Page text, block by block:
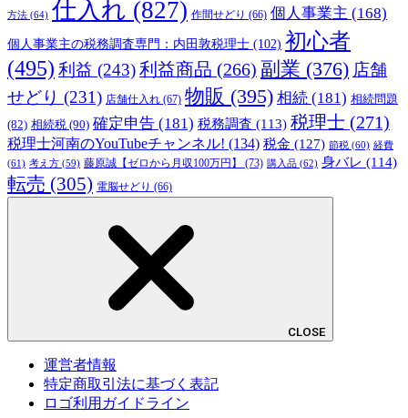
方法 (64) 仕入れ (827) 作間せどり (66) 個人事業主 (168)
個人事業主の税務調査専門：内田敦税理士 (102) 初心者
(495) 利益 (243)利益商品 (266) 副業 (376) 店舗
せどり (231) 店舗仕入れ (67) 物販 (395) 相続 (181) 相続問題
(82) 相続税 (90) 確定申告 (181) 税務調査 (113) 税理士 (271)
税理士河南のYouTubeチャンネル! (134) 税金 (127) 節税 (60) 経費
(61) 考え方 (59) 藤原誠【ゼロから月収100万円】 (73) 購入品 (62) 身バレ (114)
転売 (305) 電脳せどり (66)
CLOSE
運営者情報
特定商取引法に基づく表記
ロゴ利用ガイドライン